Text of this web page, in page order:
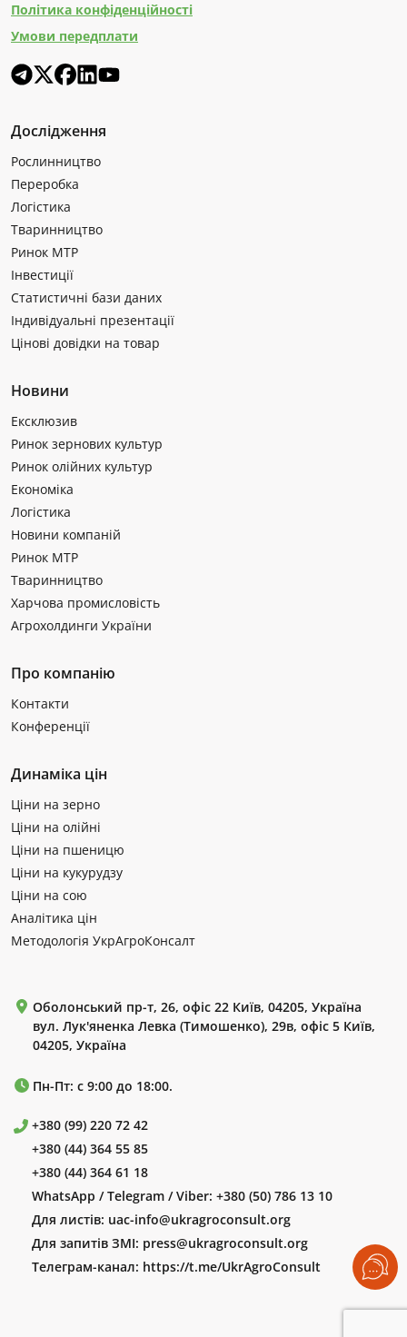
Політика конфіденційності
Умови передплати
Дослідження
Рослинництво
Переробка
Логістика
Тваринництво
Ринок МТР
Інвестиції
Статистичні бази даних
Індивідуальні презентації
Цінові довідки на товар
Новини
Ексклюзив
Ринок зернових культур
Ринок олійних культур
Економіка
Логістика
Новини компаній
Ринок МТР
Тваринництво
Харчова промисловість
Агрохолдинги України
Про компанію
Контакти
Конференції
Динаміка цін
Ціни на зерно
Ціни на олійні
Ціни на пшеницю
Ціни на кукурудзу
Ціни на сою
Аналітика цін
Методологія УкрАгроКонсалт
Оболонський пр-т, 26, офіс 22 Київ, 04205, Україна
вул. Лук'яненка Левка (Тимошенко), 29в, офіс 5 Київ,
04205, Україна
Пн-Пт: с 9:00 до 18:00.
+380 (99) 220 72 42
+380 (44) 364 55 85
+380 (44) 364 61 18
WhatsApp / Telegram / Viber: +380 (50) 786 13 10
Для листів: uac-info@ukragroconsult.org
Для запитів ЗМІ: press@ukragroconsult.org
Телеграм-канал: https://t.me/UkrAgroConsult